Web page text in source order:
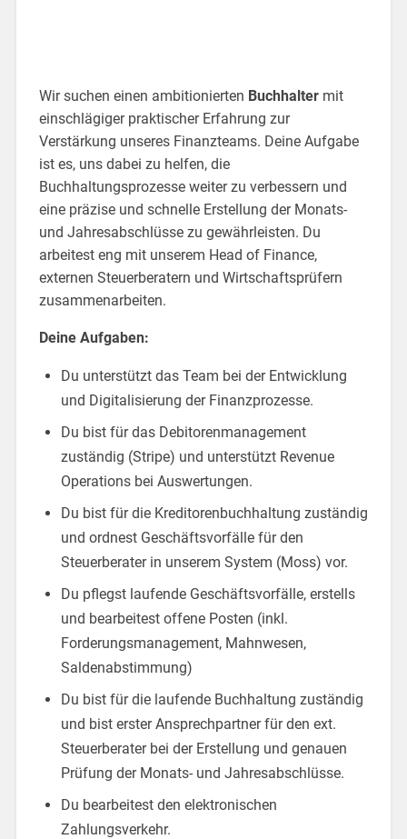
Wir suchen einen ambitionierten Buchhaltermit
einschlägiger praktischer Erfahrung zur
Verstärkung unseres Finanzteams. Deine Aufgabe
ist es, uns dabei zu helfen, die
Buchhaltungsprozesse weiter zu verbessern und
eine präzise und schnelle Erstellung der Monats-
und Jahresabschlüsse zu gewährleisten. Du
arbeitest eng mit unserem Head of Finance,
externen Steuerberatern und Wirtschaftsprüfern
zusammenarbeiten.
Deine Aufgaben:
Du unterstützt das Team bei der Entwicklung
und Digitalisierung der Finanzprozesse.
Du bist für das Debitorenmanagement
zuständig (Stripe) und unterstützt Revenue
Operations bei Auswertungen.
Du bist für die Kreditorenbuchhaltung zuständig
und ordnest Geschäftsvorfälle für den
Steuerberater in unserem System (Moss) vor.
Du pflegst laufende Geschäftsvorfälle, erstells
und bearbeitest offene Posten (inkl.
Forderungsmanagement, Mahnwesen,
Saldenabstimmung)
Du bist für die laufende Buchhaltung zuständig
und bist erster Ansprechpartner für den ext.
Steuerberater bei der Erstellung und genauen
Prüfung der Monats- und Jahresabschlüsse.
Du bearbeitest den elektronischen
Zahlungsverkehr.